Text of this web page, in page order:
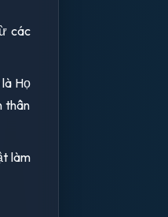
các
Họ
thân
làm